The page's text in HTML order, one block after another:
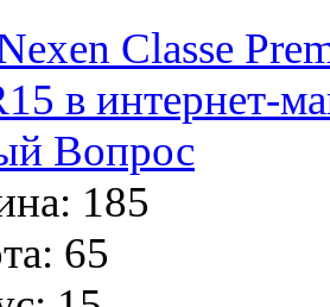
185
65